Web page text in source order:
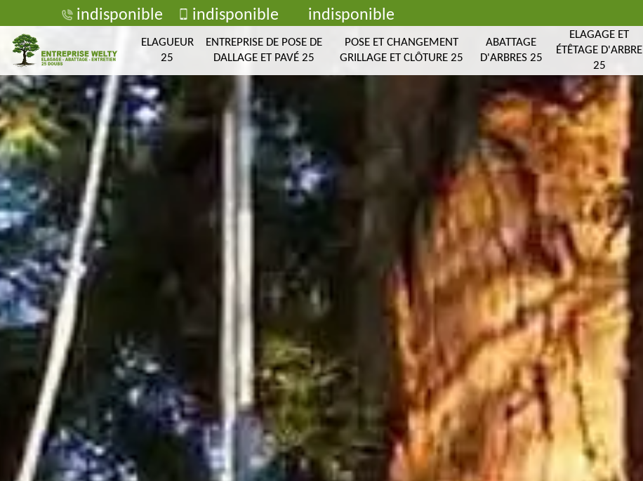
indisponible indisponible indisponible
ELAGUEUR
25
ENTREPRISE DE POSE DE
DALLAGE ET PAVÉ 25
POSE ET CHANGEMENT
GRILLAGE ET CLÔTURE 25
ABATTAGE
D'ARBRES 25
ELAGAGE ET
ÉTÊTAGE D'ARBRE
25